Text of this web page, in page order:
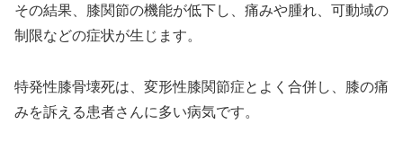
その結果、膝関節の機能が低下し、痛みや腫れ、可動域の
制限などの症状が生じます。
特発性膝骨壊死は、変形性膝関節症とよく合併し、膝の痛
みを訴える患者さんに多い病気です。